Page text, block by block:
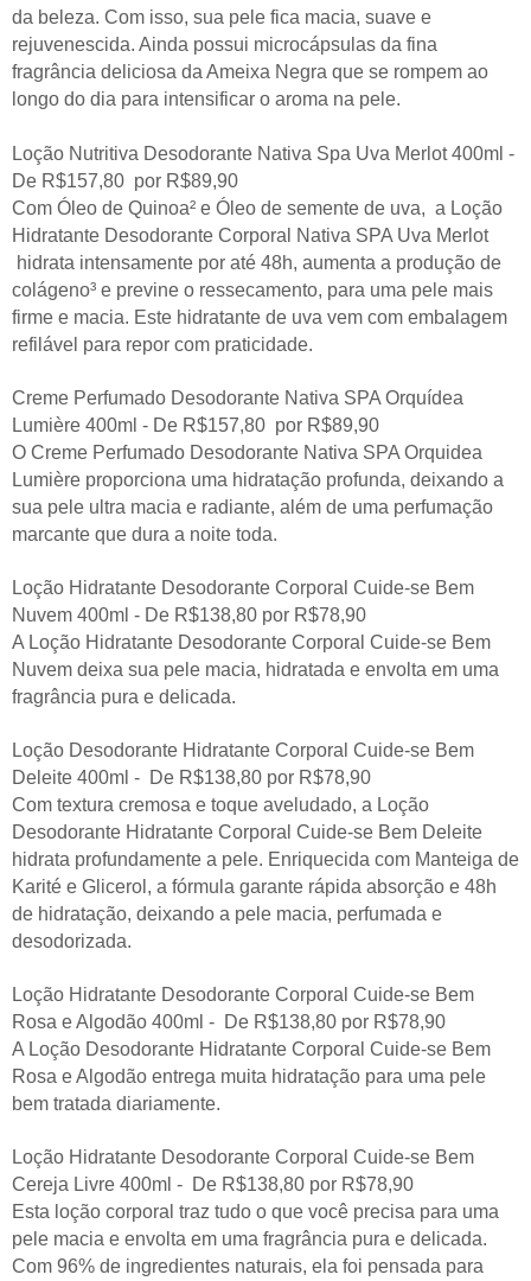
da beleza. Com isso, sua pele fica macia, suave e
rejuvenescida. Ainda possui microcápsulas da fina
fragrância deliciosa da Ameixa Negra que se rompem ao
longo do dia para intensificar o aroma na pele.
Loção Nutritiva Desodorante Nativa Spa Uva Merlot 400ml -
De R$157,80 por R$89,90
Com Óleo de Quinoa² e Óleo de semente de uva, a Loção
Hidratante Desodorante Corporal Nativa SPA Uva Merlot
hidrata intensamente por até 48h, aumenta a produção de
colágeno³ e previne o ressecamento, para uma pele mais
firme e macia. Este hidratante de uva vem com embalagem
refilável para repor com praticidade.
Creme Perfumado Desodorante Nativa SPA Orquídea
Lumière 400ml - De R$157,80 por R$89,90
O Creme Perfumado Desodorante Nativa SPA Orquidea
Lumière proporciona uma hidratação profunda, deixando a
sua pele ultra macia e radiante, além de uma perfumação
marcante que dura a noite toda.
Loção Hidratante Desodorante Corporal Cuide-se Bem
Nuvem 400ml - De R$138,80 por R$78,90
A Loção Hidratante Desodorante Corporal Cuide-se Bem
Nuvem deixa sua pele macia, hidratada e envolta em uma
fragrância pura e delicada.
Loção Desodorante Hidratante Corporal Cuide-se Bem
Deleite 400ml - De R$138,80 por R$78,90
Com textura cremosa e toque aveludado, a Loção
Desodorante Hidratante Corporal Cuide-se Bem Deleite
hidrata profundamente a pele. Enriquecida com Manteiga de
Karité e Glicerol, a fórmula garante rápida absorção e 48h
de hidratação, deixando a pele macia, perfumada e
desodorizada.
Loção Hidratante Desodorante Corporal Cuide-se Bem
Rosa e Algodão 400ml - De R$138,80 por R$78,90
A Loção Desodorante Hidratante Corporal Cuide-se Bem
Rosa e Algodão entrega muita hidratação para uma pele
bem tratada diariamente.
Loção Hidratante Desodorante Corporal Cuide-se Bem
Cereja Livre 400ml - De R$138,80 por R$78,90
Esta loção corporal traz tudo o que você precisa para uma
pele macia e envolta em uma fragrância pura e delicada.
Com 96% de ingredientes naturais, ela foi pensada para